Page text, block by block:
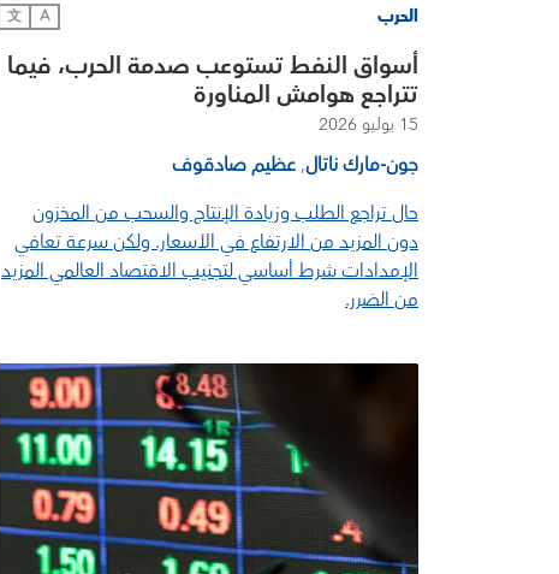
الحرب A
文
أسواق النفط تستوعب صدمة الحرب، فيما
تتراجع هوامش المناورة
15 يوليو 2026
جون-مارك ناتال,عظيم صادقوف
حال تراجع الطلب وزيادة الإنتاج والسحب من المخزون
دون المزيد من الارتفاع في الأسعار. ولكن سرعة تعافي
الإمدادات شرط أساسي لتجنيب الاقتصاد العالمي المزيد
من الضرر.